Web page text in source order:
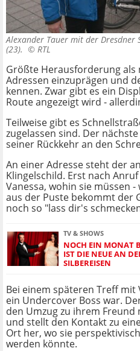
Alexander Tauer mit der Dresdner
(23). © RTL
Größte Herausforderung als
Adressen einzuprägen und
kennen. Zwar gibt es ein
Route angezeigt wird -
Teilweise gibt es
zugelassen sind. Der
seiner Rückkehr an den
An einer Adresse steht der
Klingelschild. Erst nach
Vanessa, wohin sie müssen
aus der Puste bekommt der
noch so "lass dir's
TV & SHOWS
NOCH EIN MONAT
IST DIE NEUE AN
SILBEREISEN
Bei einem späteren Treff mit
ein Undercover Boss war.
den Umzug zu ihrem
und stellt den Kontakt zu
Ort her, wo sie
werden könnte.